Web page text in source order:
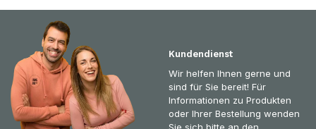
Kundendienst
Wir helfen Ihnen gerne und
sind für Sie bereit! Für
Informationen zu Produkten
oder Ihrer Bestellung wenden
Sie sich bitte an den